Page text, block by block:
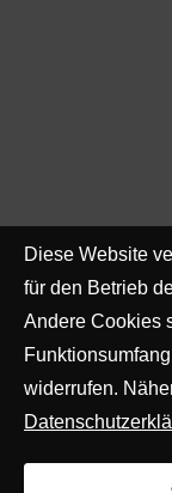
Diese Website
für den Betrieb
Andere Cookies
widerrufen.